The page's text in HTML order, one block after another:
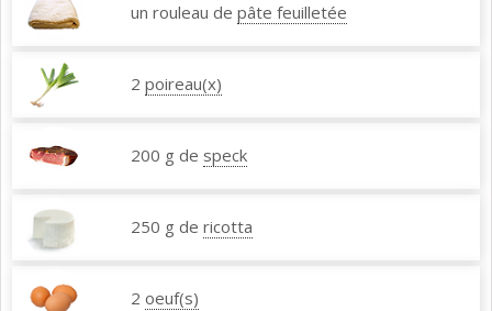
un rouleau de pâte feuilletée
2 poireau(x)
200 g de speck
250 g de ricotta
2 oeuf(s)